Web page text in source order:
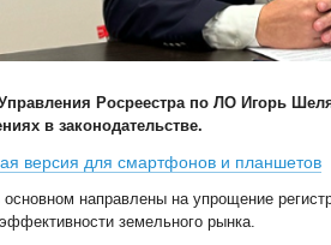
Росреестра по ЛО Игорь
в законодательстве.
версия для смартфонов и планшетов
основном направлены на упрощение
земельного рынка.